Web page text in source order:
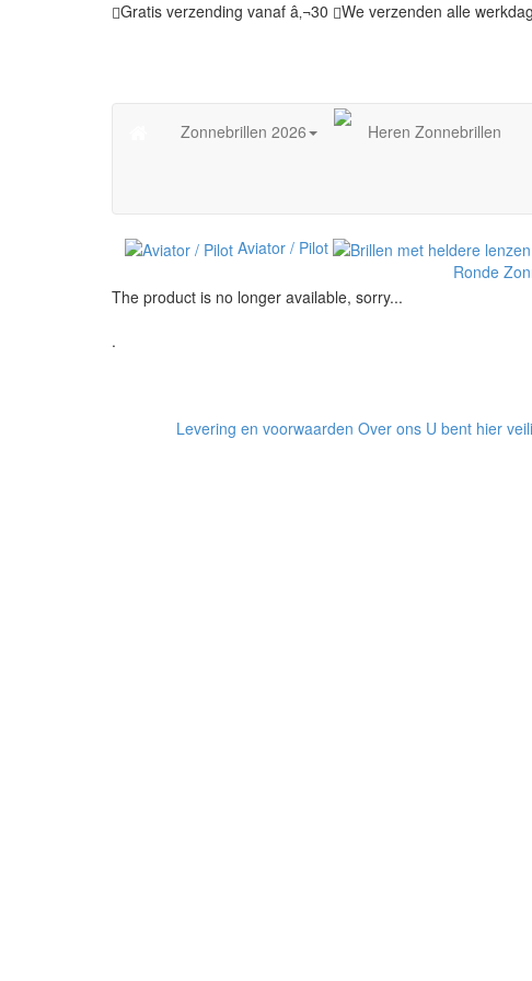
Gratis verzending vanaf â‚¬30 We verzenden alle
Zonnebrillen 2026 Heren Zonnebrillen
Aviator / Pilot
Ronde
The product is no longer available, sorry...
.
Levering en voorwaarden Over ons U bent hier